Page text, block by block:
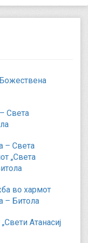
Света
– Света
„Света
во хармот
– Битола
Атанасиј